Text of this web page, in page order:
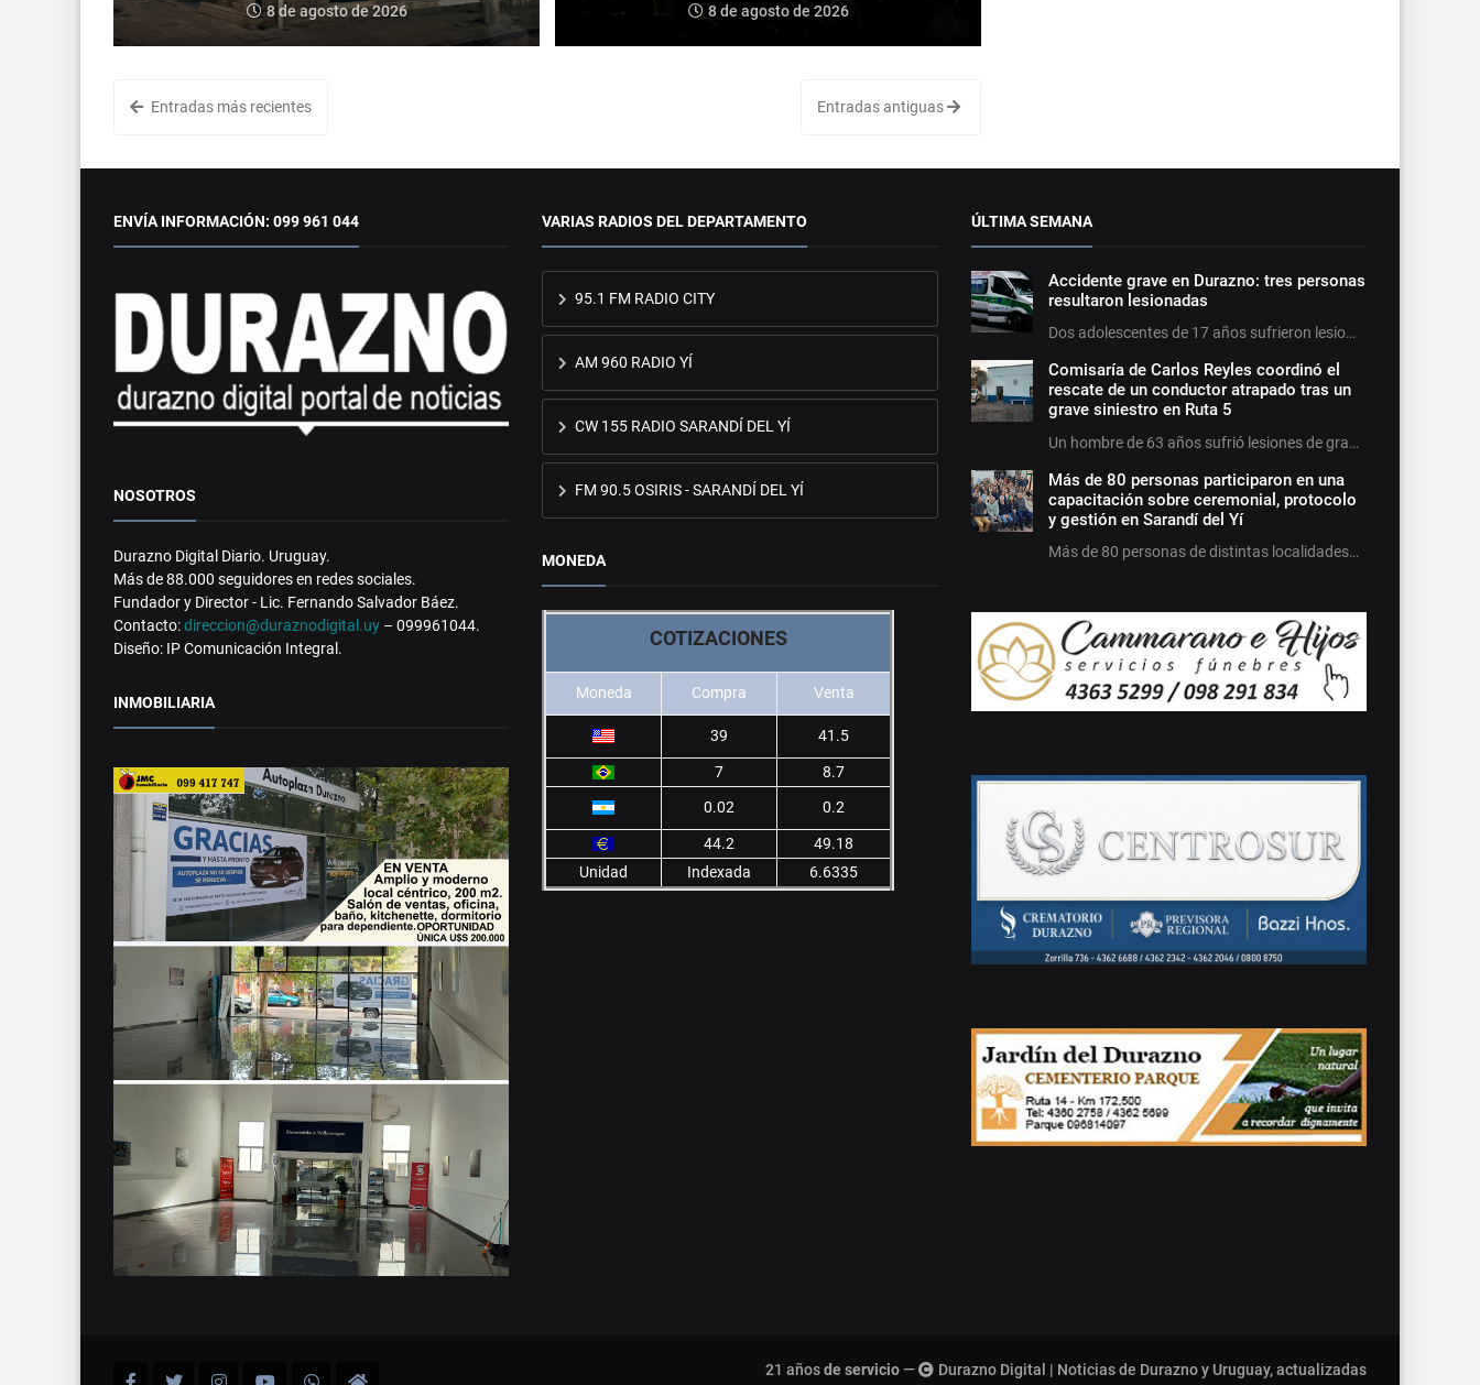
8 de agosto de 2026 8 de agosto de 2026
Entradas más recientes Entradas antiguas
ENVÍA INFORMACIÓN: 099 961 044
NOSOTROS
Durazno Digital Diario. Uruguay.
Más de 88.000 seguidores en redes sociales.
Fundador y Director - Lic. Fernando Salvador Báez.
Contacto:direccion@duraznodigital.uy – 099961044.
Diseño: IP Comunicación Integral.
INMOBILIARIA
VARIAS RADIOS DEL DEPARTAMENTO
95.1 FM RADIO CITY
AM 960 RADIO YÍ
CW 155 RADIO SARANDÍ DEL YÍ
FM 90.5 OSIRIS - SARANDÍ DEL YÍ
MONEDA
COTIZACIONES
Moneda Compra Venta
39 41.5
7
8.7
0.02
0.2
44.2
49.18
Unidad
Indexada 6.6335
ÚLTIMA SEMANA
Accidente grave en Durazno: tres personas
resultaron lesionadas
Dos adolescentes de 17 años sufrieron lesio…
Comisaría de Carlos Reyles coordinó el
rescate de un conductor atrapado tras un
grave siniestro en Ruta 5
Un hombre de 63 años sufrió lesiones de gra…
Más de 80 personas participaron en una
capacitación sobre ceremonial, protocolo
y gestión en Sarandí del Yí
Más de 80 personas de distintas localidades…
21 añosde servicio —
Durazno Digital | Noticias de Durazno y Uruguay, actualizadas